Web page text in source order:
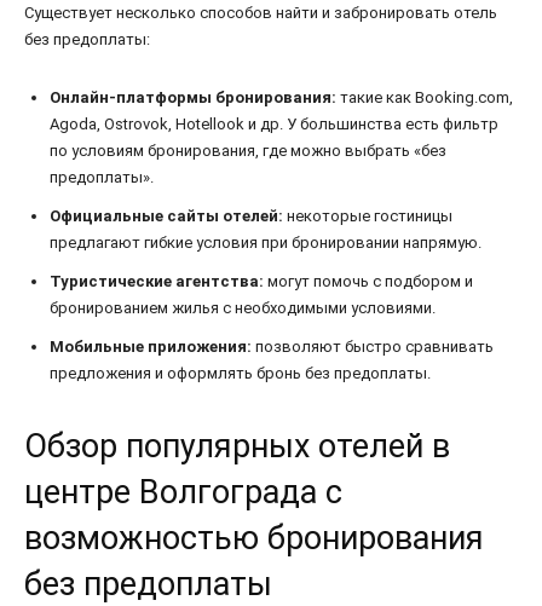
Существует несколько способов найти и забронировать отель
без предоплаты:
Онлайн-платформы бронирования: такие как Booking.com,
Agoda, Ostrovok, Hotellook и др. У большинства есть фильтр
по условиям бронирования, где можно выбрать «без
предоплаты».
Официальные сайты отелей: некоторые гостиницы
предлагают гибкие условия при бронировании напрямую.
Туристические агентства: могут помочь с подбором и
бронированием жилья с необходимыми условиями.
Мобильные приложения: позволяют быстро сравнивать
предложения и оформлять бронь без предоплаты.
Обзор популярных отелей в
центре Волгограда с
возможностью бронирования
без предоплаты